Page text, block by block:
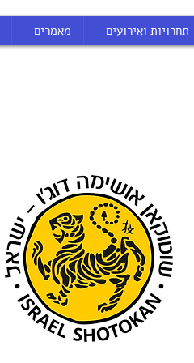
תחרויות ואירועים מאמרים